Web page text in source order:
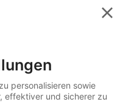
/ Schmuck
personalisieren sowie
effektiver und sicherer zu